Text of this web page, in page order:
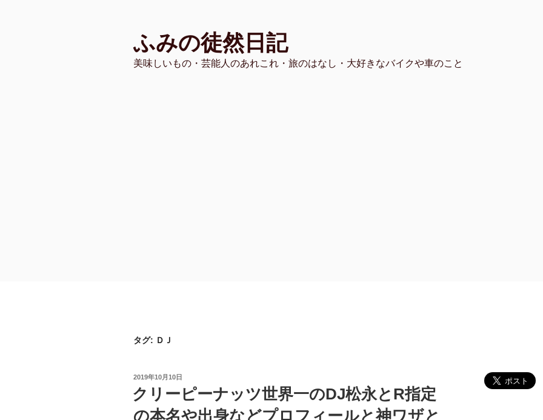
ふみの徒然日記
美味しいもの・芸能人のあれこれ・旅のはなし・大好きなバイクや車のこと
タグ: ＤＪ
投
稿
日:
2019年10月10日
クリーピーナッツ世界一のDJ松永とR指定
の本名や出身などプロフィールと神ワザと